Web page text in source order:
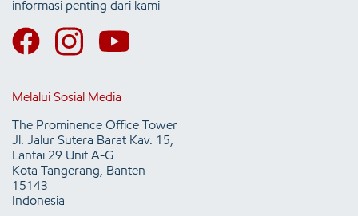
informasi penting dari kami
Melalui Sosial Media
The Prominence Office Tower
Jl. Jalur Sutera Barat Kav. 15,
Lantai 29 Unit A-G
Kota Tangerang, Banten
15143
Indonesia